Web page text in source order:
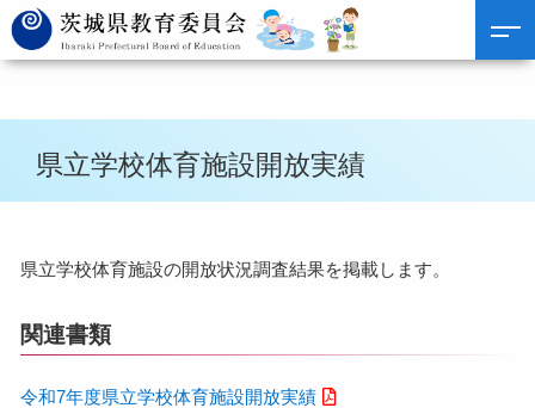
県立学校体育施設開放実績
県立学校体育施設の開放状況調査結果を掲載します。
関連書類
令和7年度県立学校体育施設開放実績